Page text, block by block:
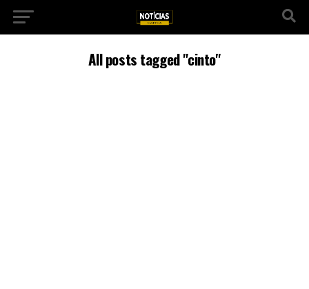
All posts tagged "cinto"